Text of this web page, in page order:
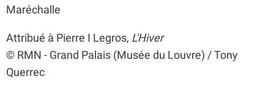
Maréchalle
Attribué à Pierre I Legros, L'Hiver
© RMN - Grand Palais (Musée du Louvre) / Tony
Querrec